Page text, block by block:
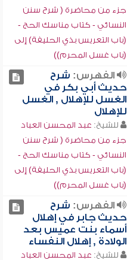
جزء من محاضرة ( شرح سنن
النسائي - كتاب مناسك الحج -
(باب التعريس بذي الحليفة) إلى
(باب غسل المحرم))
الفهرس: شرح
حديث أبي بكر في
الغسل للإهلال , الغسل
للإهلال
للشيخ: عبد المحسن العباد
جزء من محاضرة ( شرح سنن
النسائي - كتاب مناسك الحج -
(باب التعريس بذي الحليفة) إلى
(باب غسل المحرم))
الفهرس: شرح
حديث جابر في إهلال
أسماء بنت عميس بعد
الولادة , إهلال النفساء
للشيخ: عبد المحسن العباد